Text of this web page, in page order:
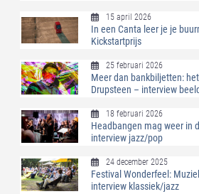
15 april 2026
In een Canta leer je je
Kickstartprijs
25 februari 2026
Meer dan bankbiljetten:
Drupsteen – interview
18 februari 2026
Headbangen mag weer in
interview jazz/pop
24 december 2025
Festival Wonderfeel:
interview klassiek/jazz